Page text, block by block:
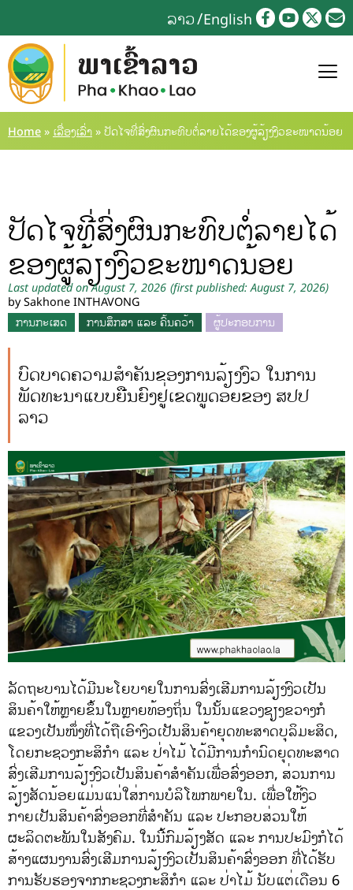
ລາວ English
Home » ເລື່ອງເລົ່າ » ປັດໄຈທີ່ສົ່ງຜົນກະທົບຕໍ່ລາຍໄດ້ຂອງຜູ້ລ້ຽງງົວຂະໜາດນ້ອຍ
ປັດໄຈທີ່ສົ່ງຜົນກະທົບຕໍ່ລາຍໄດ້
ຂອງຜູ້ລ້ຽງງົວຂະໜາດນ້ອຍ
Last updated on August 7, 2026 (first published: August 7, 2026)
by Sakhone INTHAVONG
ການກະເສດ
ການສຶກສາ ແລະ ຄົ້ນຄວ້າ ຜູ້ປະກອບການ
ບົດບາດຄວາມສຳຄັນຂອງການລ້ຽງງົວ ໃນການ
ພັດທະນາແບບຍືນຍົງຢູ່ເຂດພູດອຍຂອງ ສປປ
ລາວ
ລັດຖະບານໄດ້ມີນະໂຍບາຍໃນການສົ່ງເສີມການລ້ຽງງົວເປັນ
ສິນຄ້າໃຫ້ຫຼາຍຂຶ້ນໃນຫຼາຍທ້ອງຖິ່ນ ໃນນັ້ນແຂວງຊຽງຂວາງກໍ
ແຂວງເປັນໜຶ່ງທີ່ໄດ້ຖືເອົາງົວເປັນສິນຄ້າຍຸດທະສາດບຸລິມະສິດ,
ໂດຍກະຊວງກະສິກຳ ແລະ ປ່າໄມ້ ໄດ້ມີການກຳນົດຍຸດທະສາດ
ສົ່ງເສີມການລ້ຽງງົວເປັນສິນຄ້າສຳຄັນເພື່ອສົ່ງອອກ, ສ່ວນການ
ລ້ຽງສັດນ້ອຍແມ່ນແນ່ໃສ່ການບໍລິໂພກພາຍໃນ. ເພື່ອໃຫ້ງົວ
ກາຍເປັນສິນຄ້າສົ່ງອອກທີ່ສຳຄັນ ແລະ ປະກອບສ່ວນໃຫ້
ຜະລິດຕະພັນໃນສັງຄົມ. ໃນນີ້ກົມລ້ຽງສັດ ແລະ ການປະມົງກໍໄດ້
ສ້າງແຜນງານສົ່ງເສີມການລ້ຽງງົວເປັນສິນຄ້າສົ່ງອອກ ທີ່ໄດ້ຮັບ
ການຮັບຮອງຈາກກະຊວງກະສິກຳ ແລະ ປ່າໄມ້ ນັບແຕ່ເດືອນ 6